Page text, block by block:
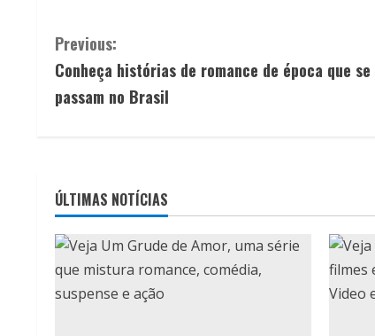
C
o
i
n
u
e
Previous:
Conheça histórias de romance de época que se
passam no Brasil
ÚLTIMAS NOTÍCIAS